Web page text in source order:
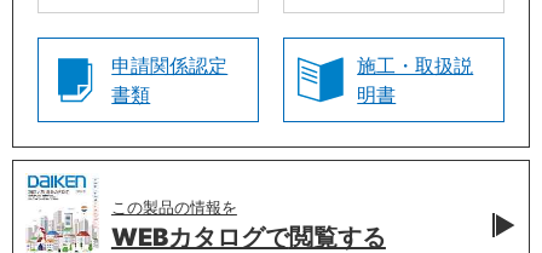
申請関係認定
書類
施工・取扱説
明書
この製品の情報を
WEBカタログで閲覧する